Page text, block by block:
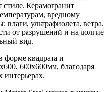
Керамогранит
вредному
ультрафиолета, ветра.
от разрушений и на долгие
вид.
форме квадрата и
600х600мм, благодаря
интерьерах.